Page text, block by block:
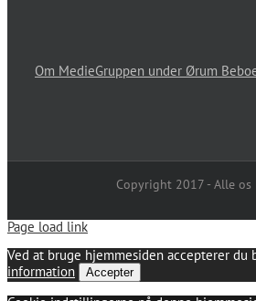
Om MedieGruppen under Ørum
Copyright 2017 - Alle
Page load link
Ved at bruge hjemmesiden accepterer du
information
Accepter